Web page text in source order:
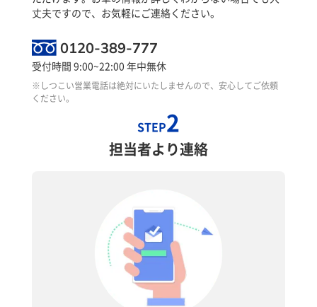
丈夫ですので、お気軽にご連絡ください。
0120-389-777
受付時間 9:00~22:00 年中無休
※しつこい営業電話は絶対にいたしませんので、安心してご依頼
ください。
STEP2
担当者より連絡